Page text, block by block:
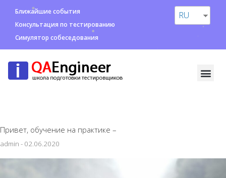
Ближайшие события
Консультация по тестированию
Симулятор собеседования
RU
Привет, обучение на практике –
admin - 02.06.2020